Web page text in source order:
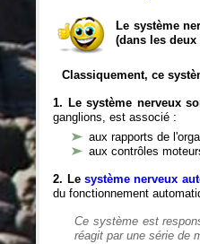
Le système
(dans les
Classiquement, ce
1. Le système nerveux
ganglions, est associé :
aux rapports de
aux contrôles
2. Le système nerveux
du fonctionnement
Ce système est
réagit par une série de